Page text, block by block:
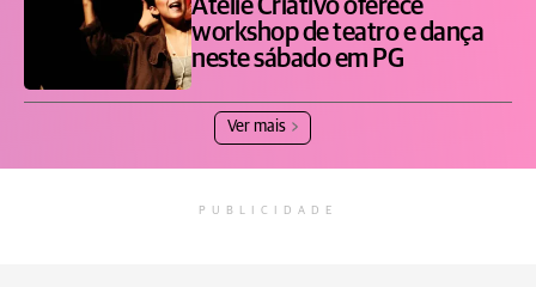
Ateliê Criativo oferece
workshop de teatro e dança
neste sábado em PG
Ver mais
PUBLICIDADE